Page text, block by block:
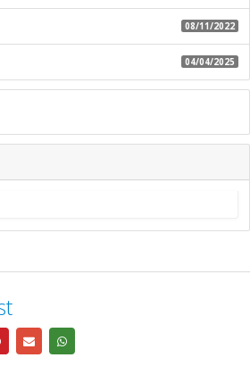
08/11/2022
04/04/2025